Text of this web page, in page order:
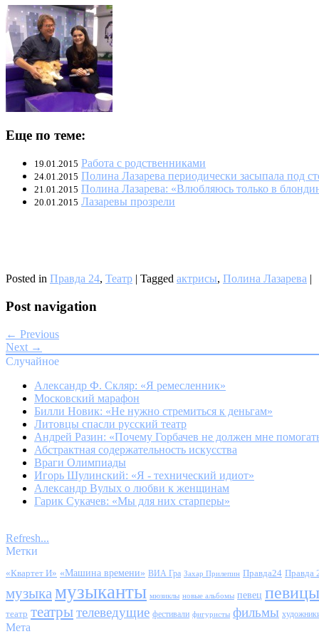
Еще по теме:
19.01.2015 Работа с родственниками
24.01.2015 Полина Лазарева периодически засыпала под
21.01.2015 Полина Лазарева: «Влюбляюсь только в
20.01.2015 Лазаревы прозрели
Posted in Правда 24, Театр | Tagged актрисы, Полина Лазарева |
Post navigation
← Previous
Next →
Случайное
Александр Ф. Скляр: «Я ремесленник»
Московский марафон
Билли Новик: «Не нужно стремиться к деньгам»
Литовцы спасли русский театр
Андрей Разин: «Почему Горбачев не должен мне
Абстрактная содержательность искусства
Враги Олимпиады
Игорь Шулинский: «Я - технический идиот»
Александр Вулых о любви к женщинам
Гарик Сукачев: «Мы для них старперы»
Refresh...
Метки
«Квартет И» «Машина времени» ВИА Гра Захар Прилепин Правда24 Правда
музыка музыканты мюзиклы новые альбомы певец певицы
театр театрытелеведущие фестивали фигуристы фильмы
Мета